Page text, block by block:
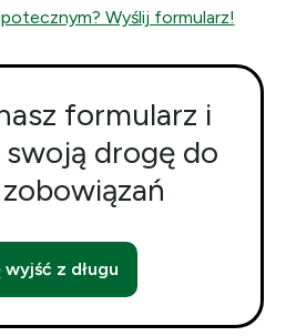
Wyślij formularz!
formularz i
drogę do
wyjść z długu